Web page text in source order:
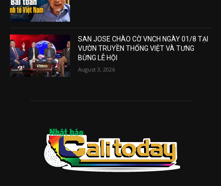
SAN JOSE CHÀO CỜ VNCH NGÀY 01/8 TẠI
VƯỜN TRUYỀN THỐNG VIỆT VÀ TƯNG
BỪNG LỄ HỘI
August 3, 2026